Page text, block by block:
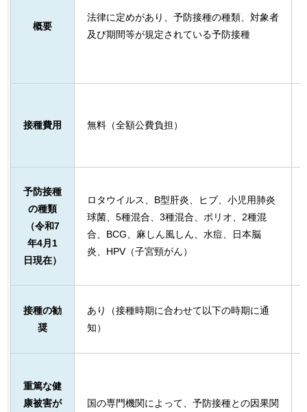
概要
法律に定めがあり、予防接種の種類、対象者
及び期間等が規定されている予防接種
接種費用 無料（全額公費負担）
予防接種
の種類
（令和7
年4月1
日現在）
ロタウイルス、B型肝炎、ヒブ、小児用肺炎
球菌、5種混合、3種混合、ポリオ、2種混
合、BCG、麻しん風しん、水痘、日本脳
炎、HPV（子宮頸がん）
接種の勧
奨
あり（接種時期に合わせて以下の時期に通
知）
重篤な健
康被害が
国の専門機関によって、予防接種との因果関